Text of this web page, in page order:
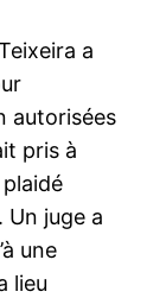
a
autorisées
pris à
plaidé
Un juge a
une
lieu